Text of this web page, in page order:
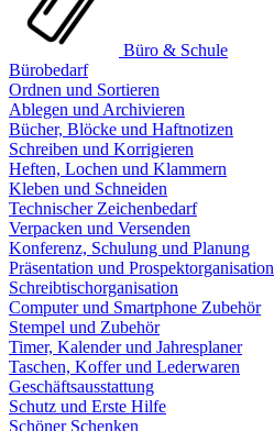
Büro & Schule
Bürobedarf
Ordnen und Sortieren
Ablegen und Archivieren
Bücher, Blöcke und Haftnotizen
Schreiben und Korrigieren
Heften, Lochen und Klammern
Kleben und Schneiden
Technischer Zeichenbedarf
Verpacken und Versenden
Konferenz, Schulung und Planung
Präsentation und Prospektorganisation
Schreibtischorganisation
Computer und Smartphone Zubehör
Stempel und Zubehör
Timer, Kalender und Jahresplaner
Taschen, Koffer und Lederwaren
Geschäftsausstattung
Schutz und Erste Hilfe
Schöner Schenken